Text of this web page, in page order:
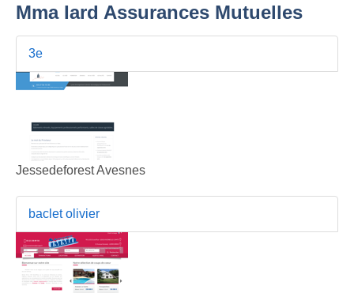
Mma Iard Assurances Mutuelles
3e
Jessedeforest Avesnes
baclet olivier